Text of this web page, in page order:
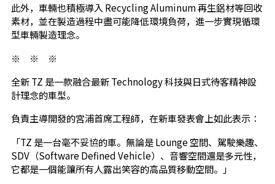
此外，車輛也積極導入 Recycling Aluminum 再生鋁材等回收
素材，並在製造過程中盡可能降低環境負荷，進一步實現循環
型車輛製造理念。
※ ※ ※
全新 TZ 是一款融合最新 Technology 科技與日式待客精神設
計理念的車型。
負責主導開發的宮浦首席工程師，在新車發表會上如此表示：
「TZ 是一台毫不妥協的車。無論是 Lounge 空間、駕駛樂趣、
SDV（Software Defined Vehicle）、音響空間還是多元性，
它都是一個能讓所有人露出笑容的高品質移動空間。」